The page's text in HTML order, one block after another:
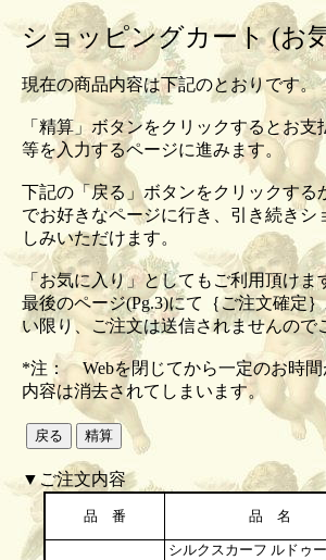
ショッピングカート (お
現在の商品内容は下記のとおりです。
「精算」ボタンをクリックするとお
等を入力するページに進みます。
下記の「戻る」ボタンをクリックする
でお好きなページに行き、引き続きシ
しみいただけます。
「お気に入り」としてもご利用頂けま
最後のページ(Pg.3)にて｛ご注文確定
い限り、ご注文は送信されませんので
*注： Webを閉じてから一定のお時間
内容は消去されてしまいます。
▼ご注文内容
品 番 品 名
シルクスカーフ ルドゥ